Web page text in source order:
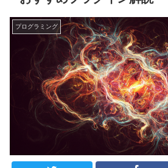
プログラミング